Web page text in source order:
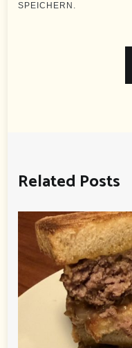
SPEICHERN.
Related Posts